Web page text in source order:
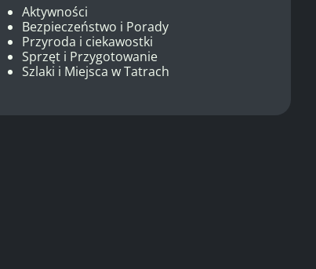
Aktywności
Bezpieczeństwo i Porady
Przyroda i ciekawostki
Sprzęt i Przygotowanie
Szlaki i Miejsca w Tatrach